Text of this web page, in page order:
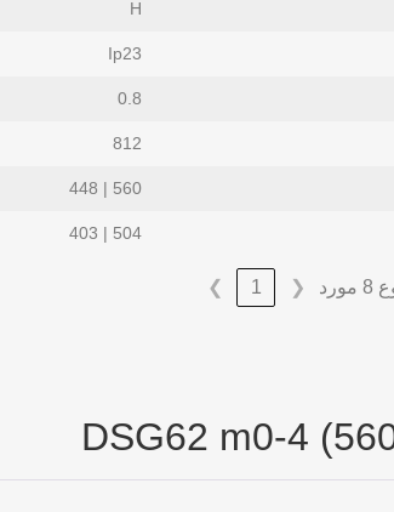
H
Ip23
0.8
812
560 | 448
504 | 403
❮
1
❯